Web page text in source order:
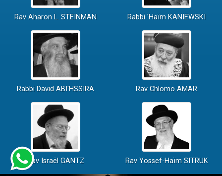
Rav Aharon L. STEINMAN Rabbi 'Haïm KANIEWSKI
Rabbi David ABI'HSSIRA Rav Chlomo AMAR
Rav Israël GANTZ Rav Yossef-Haïm SITRUK